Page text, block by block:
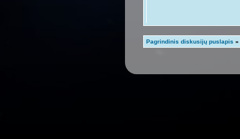
Pagrindinis diskusijų puslapis »